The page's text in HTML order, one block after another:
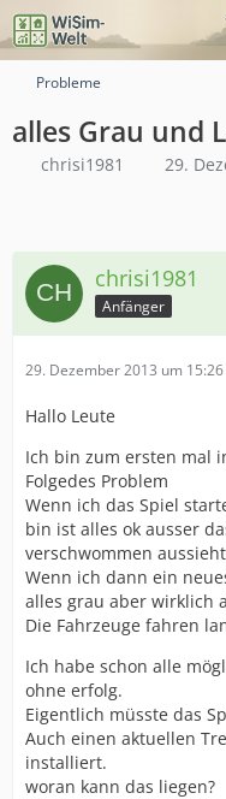
Probleme
alles Grau und
chrisi1981 29.
chrisi1981
Anfänger
29. Dezember 2013 um 15:26
Hallo Leute
Ich bin zum ersten mal
Folgedes Problem
Wenn ich das Spiel
bin ist alles ok ausser
verschwommen
Wenn ich dann ein
alles grau aber wirklich
Die Fahrzeuge fahren
Ich habe schon alle
ohne erfolg.
Eigentlich müsste das
Auch einen aktuellen
installiert.
woran kann das liegen?